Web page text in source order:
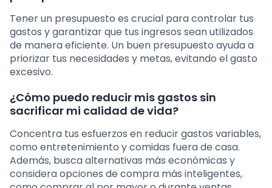
Tener un presupuesto es crucial para controlar tus
gastos y garantizar que tus ingresos sean utilizados
de manera eficiente. Un buen presupuesto ayuda a
priorizar tus necesidades y metas, evitando el gasto
excesivo.
¿Cómo puedo reducir mis gastos sin
sacrificar mi calidad de vida?
Concentra tus esfuerzos en reducir gastos variables,
como entretenimiento y comidas fuera de casa.
Además, busca alternativas más económicas y
considera opciones de compra más inteligentes,